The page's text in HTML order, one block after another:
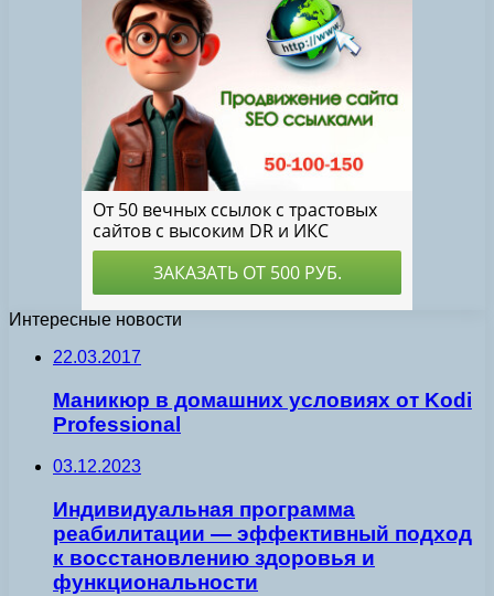
Интересные новости
22.03.2017
Маникюр в домашних условиях от Kodi
Professional
03.12.2023
Индивидуальная программа
реабилитации — эффективный подход
к восстановлению здоровья и
функциональности